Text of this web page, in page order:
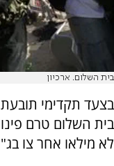
בית השלום. ארכיון
בצעד תקדימי
לא מילאו אחר צו